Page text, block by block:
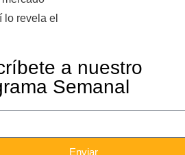
lo revela el
a nuestro
Semanal
Enviar